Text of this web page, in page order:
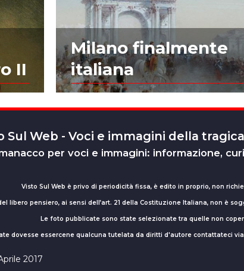
II
Milano finalmente
italiana
Sul Web - Voci e immagini della
per voci e immagini: informazione,
Visto Sul Web è privo di periodicità fissa, è edito in proprio, non
libero pensiero, ai sensi dell’art. 21 della Costituzione Italiana, non è
Le foto pubblicate sono state selezionate tra quelle non
dovesse essercene qualcuna tutelata da diritti d'autore contattateci
2017